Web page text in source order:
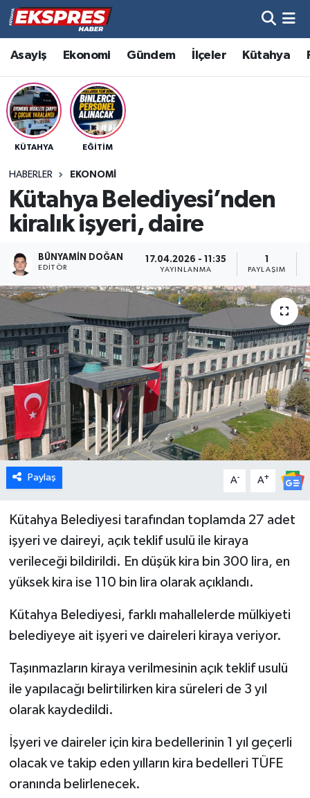
Asayiş Ekonomi Gündem İlçeler Kütahya
KÜTAHYA EĞITIM
HABERLER EKONOMI
Kütahya Belediyesi’nden
kiralık işyeri, daire
BÜNYAMIN DOĞAN
EDITÖR
17.04.2026 - 11:35
YAYINLANMA
1
PAYLAŞIM
Paylaş A- A+
Kütahya Belediyesi tarafından toplamda 27 adet
işyeri ve daireyi, açık teklif usulü ile kiraya
verileceği bildirildi. En düşük kira bin 300 lira, en
yüksek kira ise 110 bin lira olarak açıklandı.
Kütahya Belediyesi, farklı mahallelerde mülkiyeti
belediyeye ait işyeri ve daireleri kiraya veriyor.
Taşınmazların kiraya verilmesinin açık teklif usulü
ile yapılacağı belirtilirken kira süreleri de 3 yıl
olarak kaydedildi.
İşyeri ve daireler için kira bedellerinin 1 yıl geçerli
olacak ve takip eden yılların kira bedelleri TÜFE
oranında belirlenecek.
Altıntaş
Asayiş
Aslanapa
Bölge
Çavdarhisar
Domaniç
Dumlupınar
Dünya
Eğitim
Ekonomi
Emet
Foto Galeri
Gediz
Genel
Gündem
Hisarcık
Köşe Yazıları
Kütahya
Hava Durumu
Trafik Durumu
Süper Lig Puan Durumu ve Fikstür
Son Dakika Haberleri
Haber Arşivi